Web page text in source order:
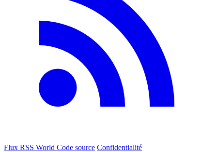
Flux RSS World Code source Confidentialité